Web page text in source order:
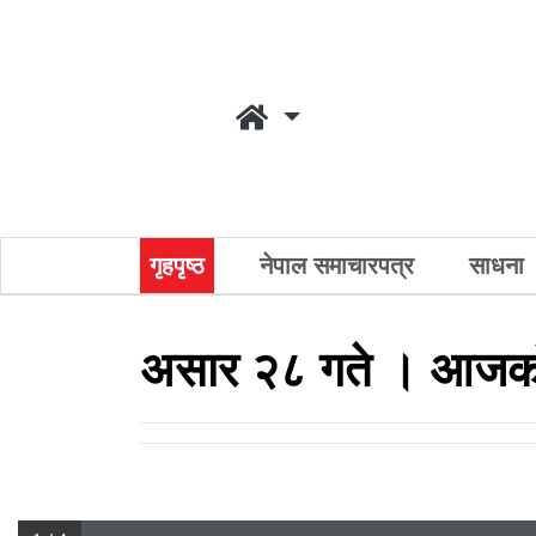
गृहपृष्ठ नेपाल समाचारपत्र साधना
असार २८ गते ।